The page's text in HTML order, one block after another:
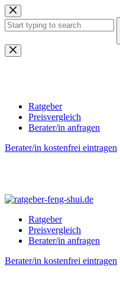
Zum
Inhalt
springen
Keine
Ergebnisse
Ratgeber
Preisvergleich
Berater/in anfragen
Berater/in kostenfrei eintragen
Ratgeber
Preisvergleich
Berater/in anfragen
Berater/in kostenfrei eintragen